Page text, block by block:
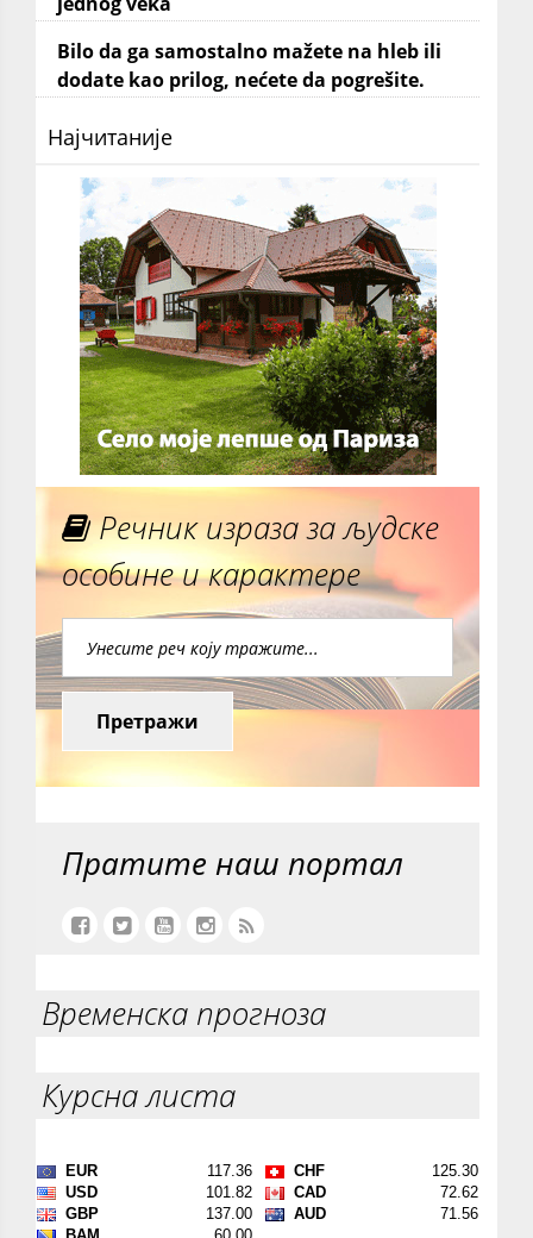
Bilo da ga samostalno mažete na hleb ili
dodate kao prilog, nećete da pogrešite.
Најчитаније
Речник израза за људске
особине и карактере
Претражи
Пратите наш портал
Временска прогноза
Курсна листа